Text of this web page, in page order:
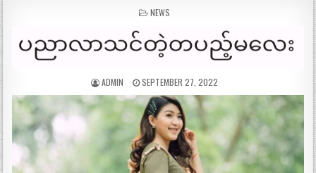
POSTED
NEWS
ADMIN SEPTEMBER 27, 2022